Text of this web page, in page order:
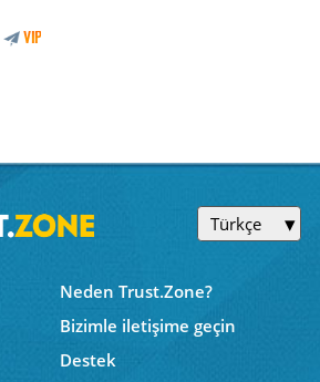
VIP
Türkçe
Neden Trust.Zone?
Bizimle iletişime geçin
Destek